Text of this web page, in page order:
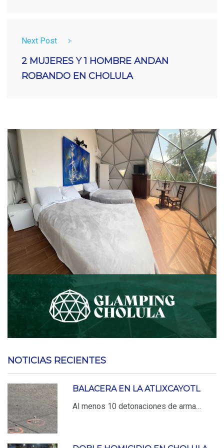
Next Post
2 MUJERES Y 1 HOMBRE ANDAN
ROBANDO EN CHOLULA
NOTICIAS RECIENTES
BALACERA EN LA ATLIXCAYOTL
Al menos 10 detonaciones de arma…